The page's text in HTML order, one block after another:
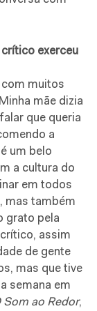
exerceu
muitos
mãe dizia
que queria
a
um belo
a cultura do
em todos
mas também
grato pela
assim
de gente
mas que tive
semana em
Som ao Redor,